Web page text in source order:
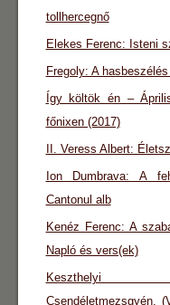
tollhercegnő
Elekes Ferenc: Isteni
Fregoly: A
Így költök én –
főnixen (2017)
II. Veress Albert:
Ion Dumbrava: A
Cantonul alb
Kenéz Ferenc: A
Napló és vers(ek)
Keszthelyi
Csendéletmezsgyén.